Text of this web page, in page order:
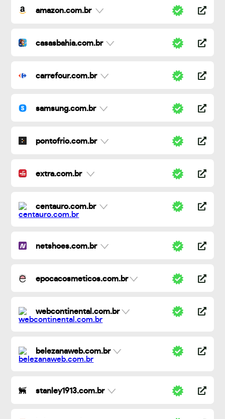
amazon.com.br
casasbahia.com.br
carrefour.com.br
samsung.com.br
pontofrio.com.br
extra.com.br
centauro.com.br
netshoes.com.br
epocacosmeticos.com.br
webcontinental.com.br
belezanaweb.com.br
stanley1913.com.br